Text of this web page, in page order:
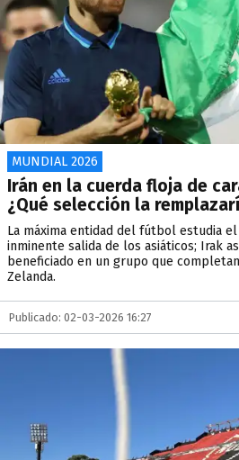
MUNDIAL 2026
Irán en la cuerda floja de
¿Qué selección la
La máxima entidad del fútbol estudia
inminente salida de los asiáticos; Irak
beneficiado en un grupo que
Zelanda.
Publicado: 02-03-2026 16:27